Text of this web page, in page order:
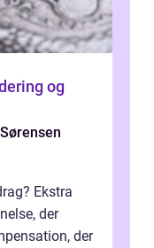
og
Ekstra
der
der